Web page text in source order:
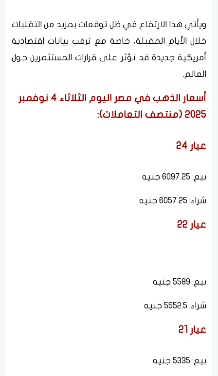
ويأتي هذا الارتفاع في ظل توقعات بمزيد من التقلبات
خلال الأيام المقبلة، خاصة مع ترقب بيانات اقتصادية
أمريكية جديدة قد تؤثر على قرارات المستثمرين حول
العالم.
أسعار الذهب في مصر اليوم الثلاثاء 4 نوفمبر
2025 (منتصف التعاملات):
عيار 24
بيع: 6097.25 جنيه
شراء: 6057.25 جنيه
عيار 22
بيع: 5589 جنيه
شراء: 5552.5 جنيه
عيار 21
بيع: 5335 جنيه